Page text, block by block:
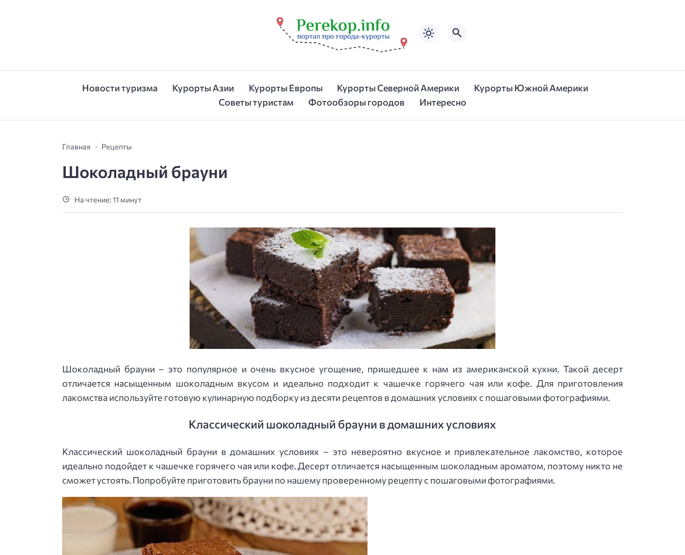
Новости туризма Курорты Азии Курорты Европы Курорты Северной Америки
Курорты Южной Америки
Советы туристам
Фотообзоры городов Интересно
Главная Рецепты
Шоколадный брауни
На чтение: 11 минут
Шоколадный брауни – это популярное и очень вкусное угощение, пришедшее к нам из американской кухни. Такой десерт
отличается насыщенным шоколадным вкусом и идеально подходит к чашечке горячего чая или кофе. Для приготовления
лакомства используйте готовую кулинарную подборку из десяти рецептов в домашних условиях с пошаговыми фотографиями.
Классический шоколадный брауни в домашних условиях
Классический шоколадный брауни в домашних условиях – это невероятно вкусное и привлекательное лакомство, которое
идеально подойдет к чашечке горячего чая или кофе. Десерт отличается насыщенным шоколадным ароматом, поэтому никто не
сможет устоять. Попробуйте приготовить брауни по нашему проверенному рецепту с пошаговыми фотографиями.